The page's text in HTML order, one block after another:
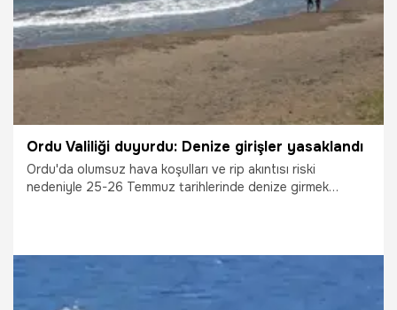
Ordu Valiliği duyurdu: Denize girişler yasaklandı
Ordu'da olumsuz hava koşulları ve rip akıntısı riski
nedeniyle 25-26 Temmuz tarihlerinde denize girmek